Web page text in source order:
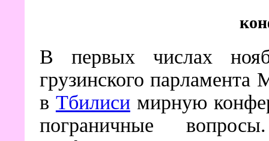
В первых числах
грузинского
в Тбилисимирную
пограничные